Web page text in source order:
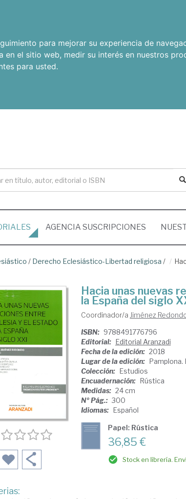
para mejorar su experiencia de
en el sitio web, medir su interés en nuestros
para usted.
AGENCIA SUSCRIPCIONES
/ Derecho Eclesiástico-Libertad religiosa /
Hacia unas nuevas
la España del siglo
Coordinador/a Jiménez
ISBN: 9788491776796
Editorial: Editorial Aranzadi
Fecha de la edición: 2018
Lugar de la edición: Pamplona.
Colección: Estudios
Encuadernación: Rústica
Medidas: 24 cm
Nº Pág.: 300
Idiomas: Español
Papel: Rústica
36,85 €
Stock en librería.